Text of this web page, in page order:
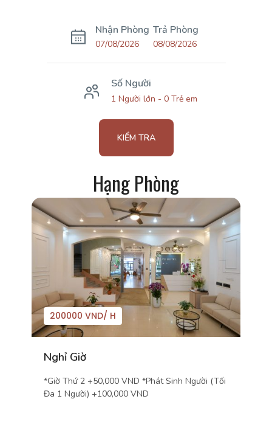
Nhận Phòng Trả Phòng
Số Người
1 Người lớn - 0 Trẻ em
KIỂM TRA
Hạng Phòng
200000 VND/ H
Nghỉ Giờ
*Giờ Thứ 2 +50,000 VND *Phát Sinh Người (tối
Đa 1 Người) +100,000 VND